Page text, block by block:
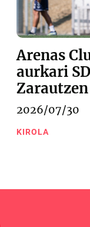
Arenas
aurkari
Zarautzen
2026/07/30
KIROLA